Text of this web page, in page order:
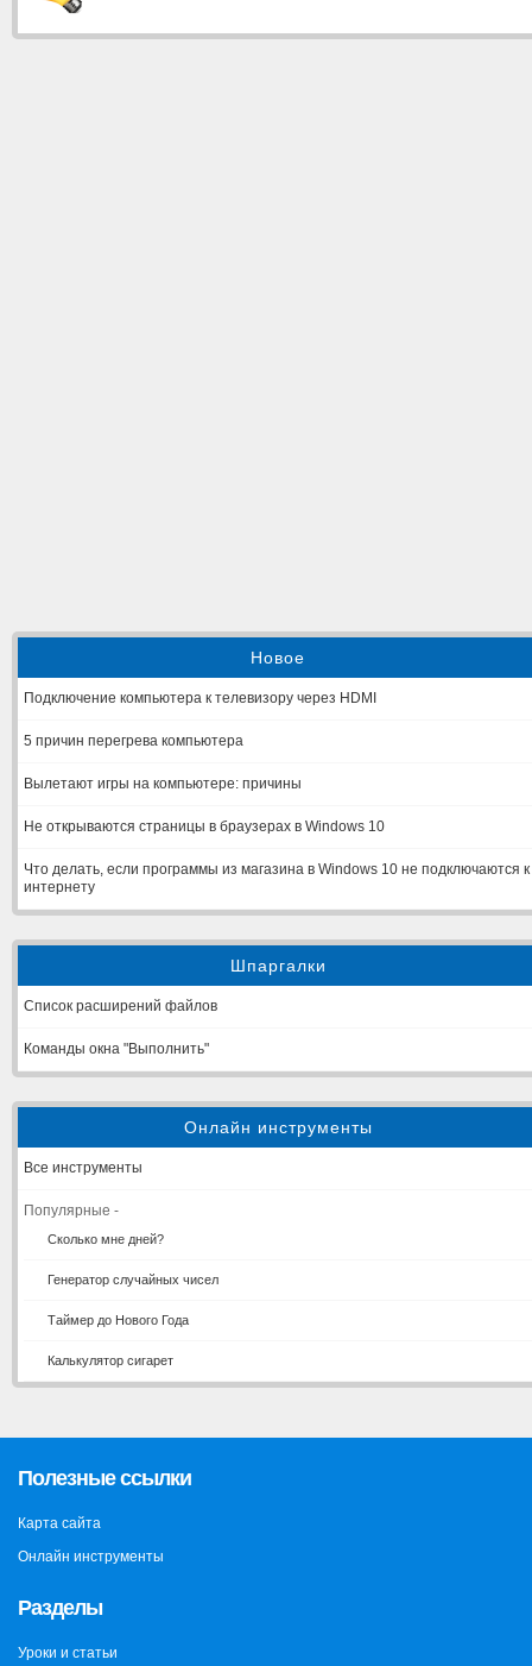
Новое
Подключение компьютера к телевизору через HDMI
5 причин перегрева компьютера
Вылетают игры на компьютере: причины
Не открываются страницы в браузерах в Windows 10
Что делать, если программы из магазина в Windows 10 не подключаются к
интернету
Шпаргалки
Список расширений файлов
Команды окна "Выполнить"
Онлайн инструменты
Все инструменты
Популярные -
Сколько мне дней?
Генератор случайных чисел
Таймер до Нового Года
Калькулятор сигарет
Полезные ссылки
Карта сайта
Онлайн инструменты
Разделы
Уроки и статьи